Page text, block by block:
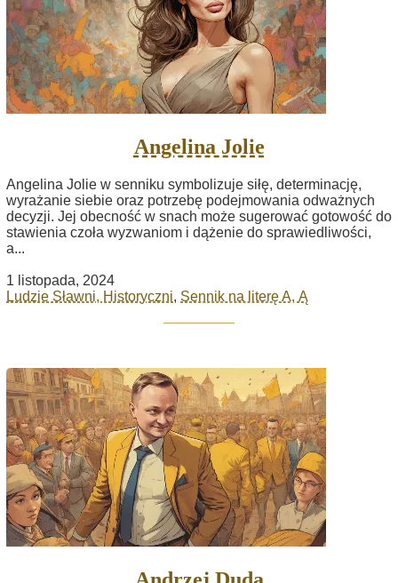
Angelina Jolie
Angelina Jolie w senniku symbolizuje siłę, determinację,
wyrażanie siebie oraz potrzebę podejmowania odważnych
decyzji. Jej obecność w snach może sugerować gotowość do
stawienia czoła wyzwaniom i dążenie do sprawiedliwości,
a...
1 listopada, 2024
Ludzie Sławni, Historyczni, Sennik na literę A, Ą